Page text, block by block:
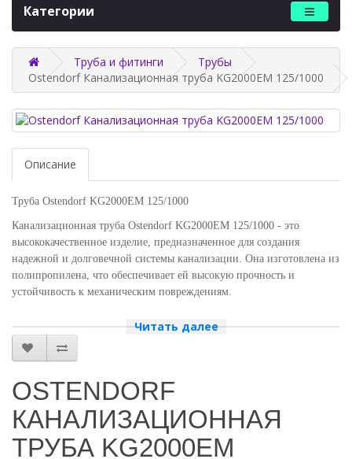
Категории
Труба и фитинги
Трубы
Ostendorf Канализационная труба KG2000EM 125/1000
Описание
Труба Ostendorf KG2000EM 125/1000
Канализационная труба Ostendorf KG2000EM 125/1000 - это
высококачественное изделие, предназначенное для создания
надежной и долговечной системы канализации. Она изготовлена из
полипропилена, что обеспечивает ей высокую прочность и
устойчивость к механическим повреждениям.
Основные характеристики трубы:
- Диаметр: 125 мм
- Толщина стенки: 3,9 мм
Основные характеристики трубы Ostendorf KG2000EM:
Цвет – Майская зелень
Читать далее
OSTENDORF
КАНАЛИЗАЦИОННАЯ
ТРУБА KG2000EM